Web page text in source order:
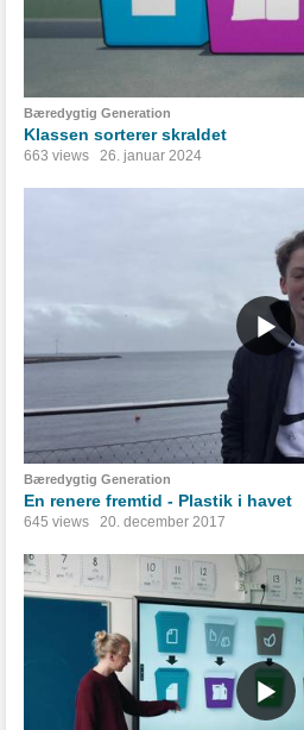
Bæredygtig Generation
Klassen sorterer skraldet
663 views 26. januar 2024
Bæredygtig Generation
En renere fremtid - Plastik i havet
645 views 20. december 2017